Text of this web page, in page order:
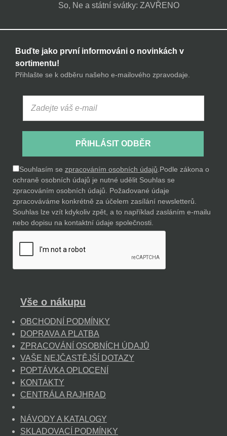
So, Ne a státní svátky: ZAVŘENO
Buďte jako první informováni o novinkách v
sortimentu!
Přihlašte se k odběru našeho e-mailového zpravodaje.
PŘIHLÁSIT ODBĚR
Souhlasím se zpracováním osobních údajů Podle zákona o
ochraně osobních údajů je nutné udělit Souhlas se
zpracováním osobních údajů. Požadované údaje
zpracováváme konkrétně za účelem zasílání newsletterů.
Souhlas lze vzít kdykoliv zpět, a to například zasláním e-mailu
nebo dopisu na kontaktní údaje společnosti.
Vše o nákupu
OBCHODNÍ PODMÍNKY
DOPRAVA A PLATBA
ZPRACOVÁNÍ OSOBNÍCH ÚDAJŮ
VAŠE NEJČASTĚJŠÍ DOTAZY
POPTÁVKA OPLOCENÍ
KONTAKTY
CENTRÁLA RAJHRAD
NÁVODY A KATALOGY
SKLADOVACÍ PODMÍNKY